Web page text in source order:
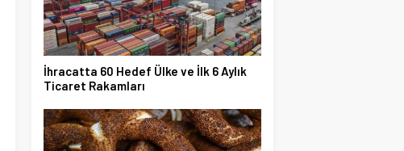
İhracatta 60 Hedef Ülke ve İlk 6 Aylık
Ticaret Rakamları